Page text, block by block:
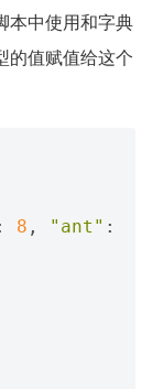
本中使用和字典
的值赋值给这个
8 , "ant" :